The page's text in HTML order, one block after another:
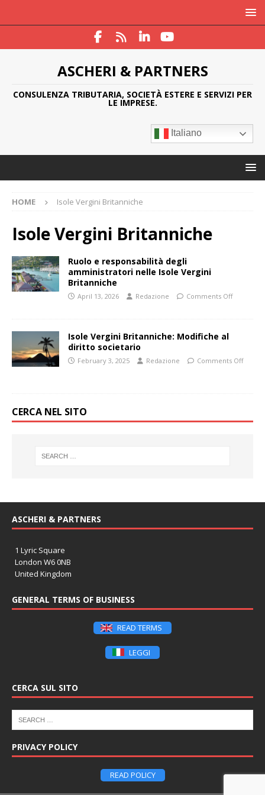
ASCHERI & PARTNERS
CONSULENZA TRIBUTARIA, SOCIETÀ ESTERE E SERVIZI PER
LE IMPRESE.
Italiano
HOME Isole Vergini Britanniche
Isole Vergini Britanniche
Ruolo e responsabilità degli
amministratori nelle Isole Vergini
Britanniche
April 13, 2026 Redazione Comments Off
Isole Vergini Britanniche: Modifiche al
diritto societario
February 3, 2025 Redazione Comments Off
CERCA NEL SITO
ASCHERI & PARTNERS
1 Lyric Square
London W6 0NB
United Kingdom
GENERAL TERMS OF BUSINESS
READ TERMS
LEGGI
CERCA SUL SITO
PRIVACY POLICY
READ POLICY